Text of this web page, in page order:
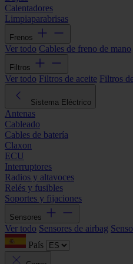
Calentadores
Limpiaparabrisas
Frenos
Ver todo Cables de freno de mano
Filtros
Ver todo Filtros de aceite Filtros
Sistema Eléctrico
Antenas
Cableado
Cables de batería
Claxon
ECU
Interruptores
Radios y altavoces
Relés y fusibles
Soportes y fijaciones
Sensores
Ver todo Sensores de airbag
País